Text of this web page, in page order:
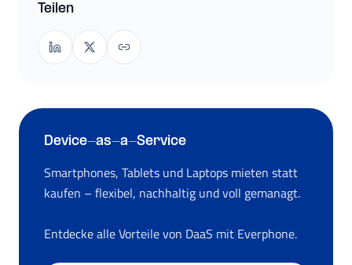
Teilen
Device-as-a-Service
Smartphones, Tablets und Laptops mieten statt
kaufen – flexibel, nachhaltig und voll gemanagt.
Entdecke alle Vorteile von DaaS mit Everphone.